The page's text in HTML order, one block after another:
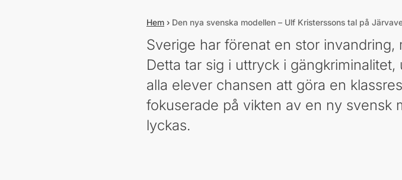
Hem › Den nya svenska modellen – Ulf Kristerssons tal på
Sverige har förenat en stor
Detta tar sig i uttryck i
alla elever chansen att göra en
fokuserade på vikten av en ny svensk
lyckas.